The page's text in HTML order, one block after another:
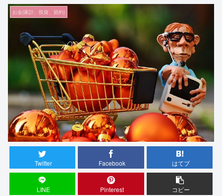
お金(家計、投資、節約)
Twitter Facebook はてブ
LINE Pinterest コピー